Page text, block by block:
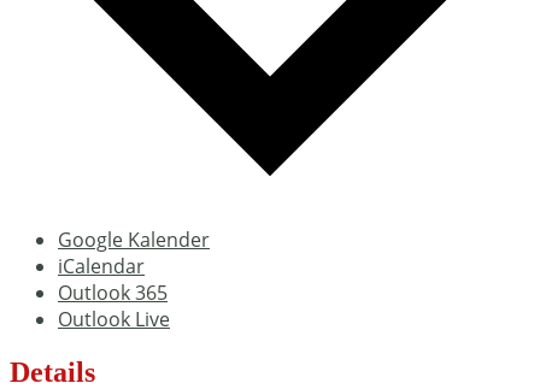
Google Kalender
iCalendar
Outlook 365
Outlook Live
Details